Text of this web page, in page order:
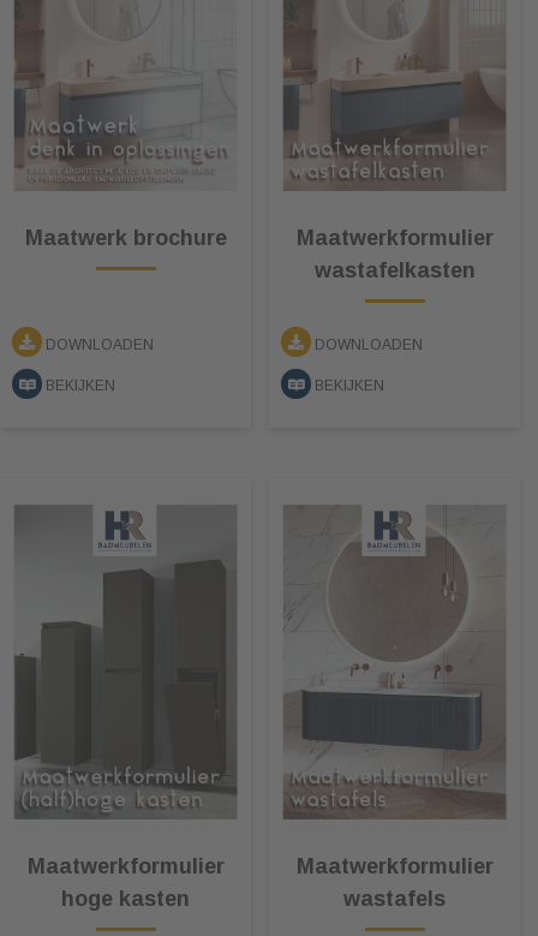
Maatwerk brochure
DOWNLOADEN
BEKIJKEN
Maatwerkformulier
wastafelkasten
DOWNLOADEN
BEKIJKEN
Maatwerkformulier
hoge kasten
Maatwerkformulier
wastafels